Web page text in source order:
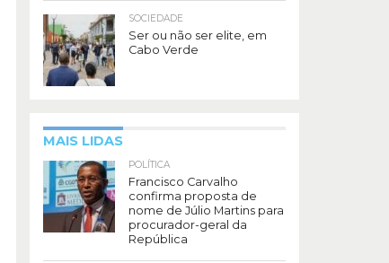
SOCIEDADE
Ser ou não ser elite, em
Cabo Verde
MAIS LIDAS
POLÍTICA
Francisco Carvalho
confirma proposta de
nome de Júlio Martins para
procurador-geral da
República